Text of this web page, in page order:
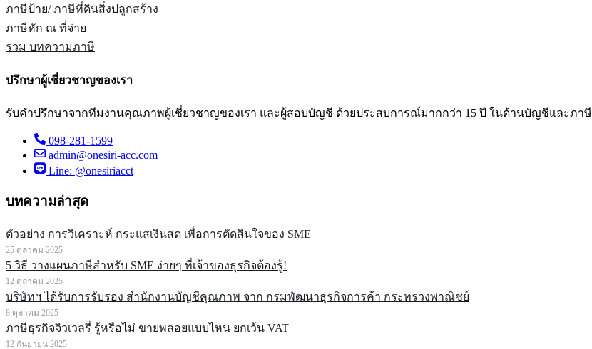
ภาษีป้าย/ ภาษีที่ดินสิ่งปลูกสร้าง
ภาษีหัก ณ ที่จ่าย
รวม บทความภาษี
ปรึกษาผู้เชี่ยวชาญของเรา
รับคำปรึกษาจากทีมงานคุณภาพผู้เชี่ยวชาญของเรา และผู้สอบบัญชี ด้วยประสบการณ์มากกว่า 15 ปี ในด้านบัญชีและภาษี
098-281-1599
admin@onesiri-acc.com
Line: @onesiriacct
บทความล่าสุด
ตัวอย่าง การวิเคราะห์ กระแสเงินสด เพื่อการตัดสินใจของ SME
25 ตุลาคม 2025
5 วิธี วางแผนภาษีสำหรับ SME ง่ายๆ ที่เจ้าของธุรกิจต้องรู้!
12 ตุลาคม 2025
บริษัทฯ ได้รับการรับรอง สำนักงานบัญชีคุณภาพ จาก กรมพัฒนาธุรกิจการค้า กระทรวงพาณิชย์
8 ตุลาคม 2025
ภาษีธุรกิจจิวเวลรี่ รู้หรือไม่ ขายพลอยแบบไหน ยกเว้น VAT
12 กันยายน 2025